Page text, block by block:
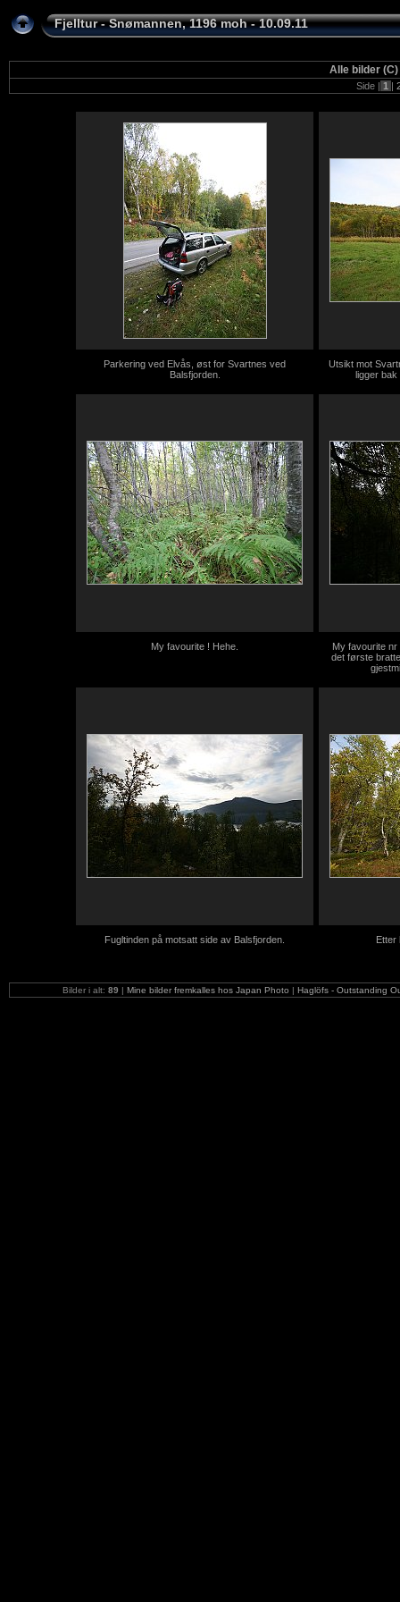
Fjelltur - Snømannen, 1196 moh - 10.09.11
Alle bilder (C)
Side | 1 |
Parkering ved Elvås, øst for Svartnes ved
Balsfjorden.
Utsikt mot
ligger
My favourite ! Hehe.
My favourite
det første
Fugltinden på motsatt side av Balsfjorden. Etter
Bilder i alt: 89 | Mine bilder fremkalles hos Japan Photo | Haglöfs - Outstanding